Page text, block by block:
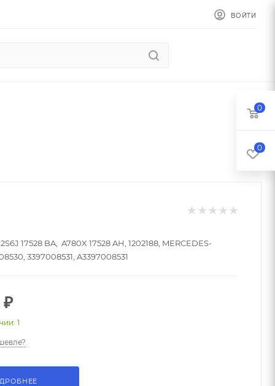
ВОЙТИ
17528 BA, A780X 17528 AH, 1202188, MERCEDES-
3397008531, A3397008531
1
0
0